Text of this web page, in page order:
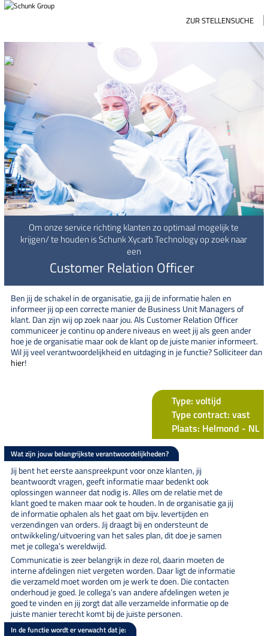
ZUR STELLENSUCHE
Om onze service richting klanten zo optimaal mogelijk te
krijgen/ te houden is Schunk Xycarb Technology op zoek naar
een
Customer Relation Officer
Ben jij de schakel in de organisatie, ga jij de informatie halen en
informeer jij op een correcte manier de Business Unit Managers of
klant. Dan zijn wij op zoek naar jou. Als Customer Relation Officer
communiceer je continu op andere niveaus en weet jij als geen ander
hoe je de organisatie maar ook de klant op de juiste manier informeert.
Wil jij veel verantwoordelijkheid en uitdaging in je functie? Solliciteer dan
hier!
Type: voltijd
Type contract: vast
Plaats: Helmond - NL
Wat zijn jouw belangrijkste verantwoordelijkheden?
Jij bent het eerste aanspreekpunt voor onze klanten, jij
beantwoordt vragen, geeft informatie maar bedenkt ook
oplossingen wanneer dat nodig is. Alles om de relatie met de
klant goed te maken maar ook te houden. In de organisatie ga jij
de informatie ophalen als het gaat om bijv. levertijden en
verzendingen van orders. Jij draagt bij en ondersteunt de
ontwikkeling/uitvoering van het sales plan, dit doe je samen
met je collega’s wereldwijd.
Communicatie is zeer belangrijk in deze rol, daarin moeten de
interne afdelingen niet vergeten worden. Daar ligt de informatie
die verzameld moet worden om je werk te doen. Die contacten
onderhoud je goed. Je collega’s van andere afdelingen weten je
goed te vinden en jij zorgt dat alle verzamelde informatie op de
juiste manier terecht komt bij de juiste personen.
In de functie wordt er verwacht dat je: